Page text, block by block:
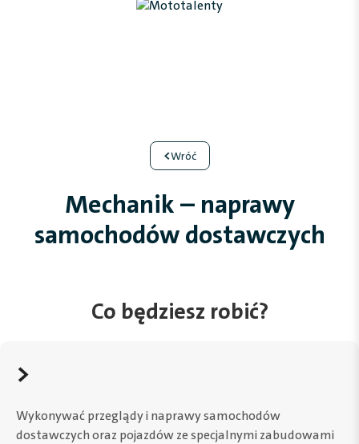
<Wróć
Mechanik – naprawy
samochodów dostawczych
Co będziesz robić?
>
Wykonywać przeglądy i naprawy samochodów
dostawczych oraz pojazdów ze specjalnymi zabudowami